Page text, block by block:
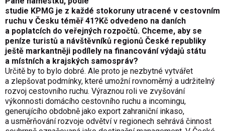
studie KPMG je z každé stokoruny utracené v cestovním
ruchu v Česku téměř 41?Kč odvedeno na daních
a poplatcích do veřejných rozpočtů. Chceme, aby se
peníze turistů a návštěvníků regionů České republiky
ještě markantněji podílely na financování výdajů státu
a místních a krajských samospráv?
Určitě by to bylo dobré. Ale proto je nezbytné vytvářet
a zlepšovat podmínky, které umožní rovnoměrný a udržitelný
rozvoj cestovního ruchu. Výraznou roli ve zvyšování
výkonnosti domácího cestovního ruchu a incomingu,
generujícího obdobně jako export zahraniční inkaso,
a usměrňování rozvoje odvětví v regionech sehrává činnost